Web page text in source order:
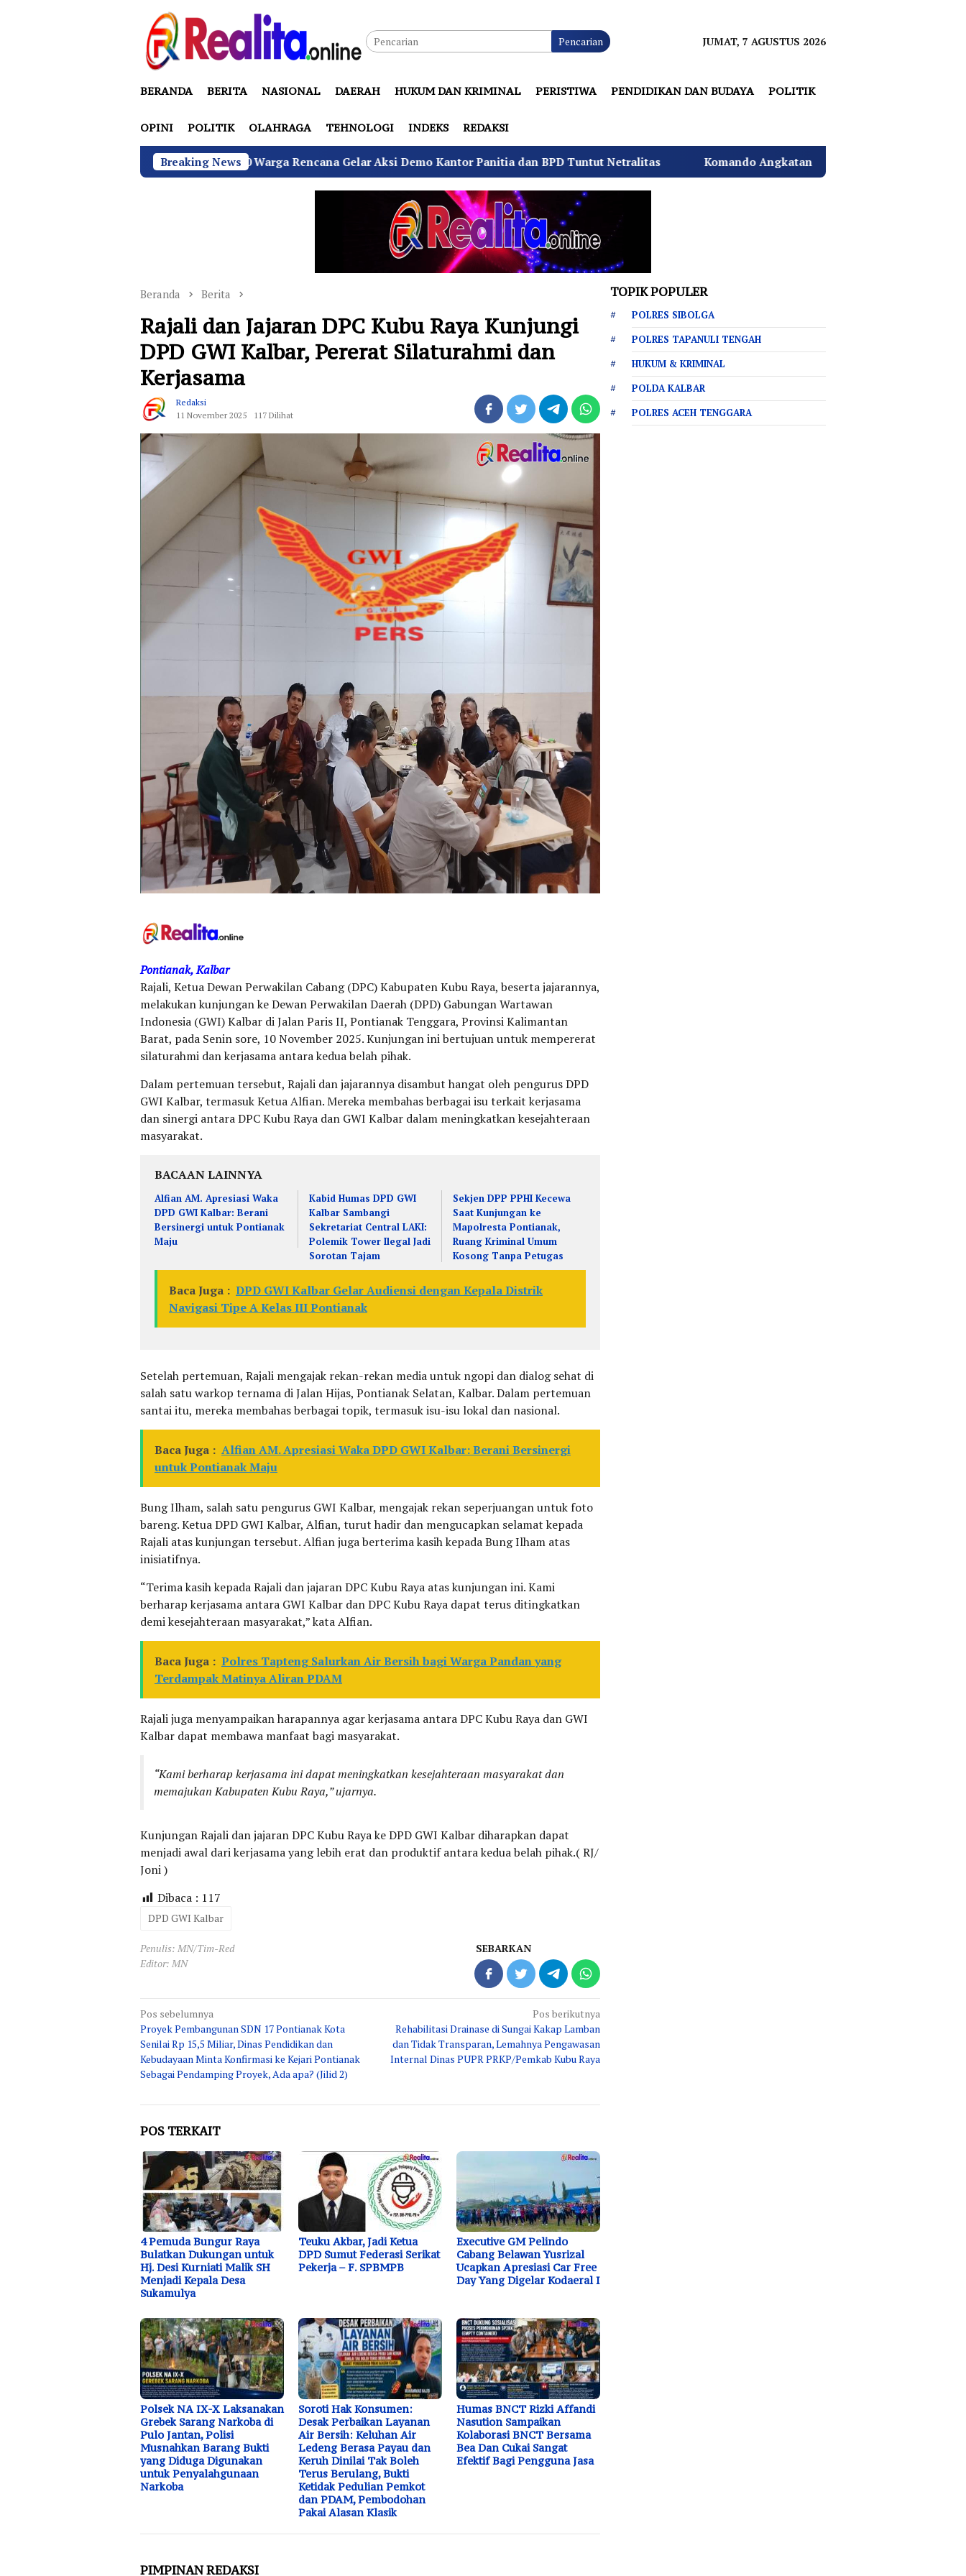
Pencarian JUMAT, 7 AGUSTUS 2026
BERANDA BERITA NASIONAL DAERAH HUKUM DAN KRIMINAL PERISTIWA PENDIDIKAN DAN BUDAYA POLITIK
OPINI POLITIK OLAHRAGA TEHNOLOGI INDEKS REDAKSI
Breaking News
Memanas, 2000 Warga Rencana Gelar Aksi Demo Kantor Panitia dan BPD Tuntut Netralitas Komando Angkatan Laut I Beri Warna Baru Ciptakan Lingkungan Asri
Beranda Berita
Rajali dan Jajaran DPC Kubu Raya Kunjungi
DPD GWI Kalbar, Pererat Silaturahmi dan
Kerjasama
Redaksi
11 November 2025
117 Dilihat
Pontianak, Kalbar
Rajali, Ketua Dewan Perwakilan Cabang (DPC) Kabupaten Kubu Raya, beserta jajarannya,
melakukan kunjungan ke Dewan Perwakilan Daerah (DPD) Gabungan Wartawan
Indonesia (GWI) Kalbar di Jalan Paris II, Pontianak Tenggara, Provinsi Kalimantan
Barat, pada Senin sore, 10 November 2025. Kunjungan ini bertujuan untuk mempererat
silaturahmi dan kerjasama antara kedua belah pihak.
Dalam pertemuan tersebut, Rajali dan jajarannya disambut hangat oleh pengurus DPD
GWI Kalbar, termasuk Ketua Alfian. Mereka membahas berbagai isu terkait kerjasama
dan sinergi antara DPC Kubu Raya dan GWI Kalbar dalam meningkatkan kesejahteraan
masyarakat.
BACAAN LAINNYA
Alfian AM. Apresiasi Waka
DPD GWI Kalbar: Berani
Bersinergi untuk Pontianak
Maju
Kabid Humas DPD GWI
Kalbar Sambangi
Sekretariat Central LAKI:
Polemik Tower Ilegal Jadi
Sorotan Tajam
Sekjen DPP PPHI Kecewa
Saat Kunjungan ke
Mapolresta Pontianak,
Ruang Kriminal Umum
Kosong Tanpa Petugas
Baca Juga : DPD GWI Kalbar Gelar Audiensi dengan Kepala Distrik
Navigasi Tipe A Kelas III Pontianak
Setelah pertemuan, Rajali mengajak rekan-rekan media untuk ngopi dan dialog sehat di
salah satu warkop ternama di Jalan Hijas, Pontianak Selatan, Kalbar. Dalam pertemuan
santai itu, mereka membahas berbagai topik, termasuk isu-isu lokal dan nasional.
Baca Juga : Alfian AM. Apresiasi Waka DPD GWI Kalbar: Berani Bersinergi
untuk Pontianak Maju
Bung Ilham, salah satu pengurus GWI Kalbar, mengajak rekan seperjuangan untuk foto
bareng. Ketua DPD GWI Kalbar, Alfian, turut hadir dan mengucapkan selamat kepada
Rajali atas kunjungan tersebut. Alfian juga berterima kasih kepada Bung Ilham atas
inisiatifnya.
“Terima kasih kepada Rajali dan jajaran DPC Kubu Raya atas kunjungan ini. Kami
berharap kerjasama antara GWI Kalbar dan DPC Kubu Raya dapat terus ditingkatkan
demi kesejahteraan masyarakat,” kata Alfian.
Baca Juga : Polres Tapteng Salurkan Air Bersih bagi Warga Pandan yang
Terdampak Matinya Aliran PDAM
Rajali juga menyampaikan harapannya agar kerjasama antara DPC Kubu Raya dan GWI
Kalbar dapat membawa manfaat bagi masyarakat.
“Kami berharap kerjasama ini dapat meningkatkan kesejahteraan masyarakat dan
memajukan Kabupaten Kubu Raya,” ujarnya.
Kunjungan Rajali dan jajaran DPC Kubu Raya ke DPD GWI Kalbar diharapkan dapat
menjadi awal dari kerjasama yang lebih erat dan produktif antara kedua belah pihak.( RJ/
Joni )
Dibaca : 117
DPD GWI Kalbar
Penulis: MN/Tim-Red
Editor: MN
SEBARKAN
Navigasi
pos
Pos sebelumnya
Proyek Pembangunan SDN 17 Pontianak Kota
Senilai Rp 15,5 Miliar, Dinas Pendidikan dan
Kebudayaan Minta Konfirmasi ke Kejari Pontianak
Sebagai Pendamping Proyek, Ada apa? (Jilid 2)
Pos berikutnya
Rehabilitasi Drainase di Sungai Kakap Lamban
dan Tidak Transparan, Lemahnya Pengawasan
Internal Dinas PUPR PRKP/Pemkab Kubu Raya
POS TERKAIT
4 Pemuda Bungur Raya
Bulatkan Dukungan untuk
Hj. Desi Kurniati Malik SH
Menjadi Kepala Desa
Sukamulya
Teuku Akbar, Jadi Ketua
DPD Sumut Federasi Serikat
Pekerja – F. SPBMPB
Executive GM Pelindo
Cabang Belawan Yusrizal
Ucapkan Apresiasi Car Free
Day Yang Digelar Kodaeral I
Polsek NA IX-X Laksanakan
Grebek Sarang Narkoba di
Pulo Jantan, Polisi
Musnahkan Barang Bukti
yang Diduga Digunakan
untuk Penyalahgunaan
Narkoba
Soroti Hak Konsumen:
Desak Perbaikan Layanan
Air Bersih: Keluhan Air
Ledeng Berasa Payau dan
Keruh Dinilai Tak Boleh
Terus Berulang, Bukti
Ketidak Pedulian Pemkot
dan PDAM, Pembodohan
Pakai Alasan Klasik
Humas BNCT Rizki Affandi
Nasution Sampaikan
Kolaborasi BNCT Bersama
Bea Dan Cukai Sangat
Efektif Bagi Pengguna Jasa
TOPIK POPULER
POLRES SIBOLGA
POLRES TAPANULI TENGAH
HUKUM & KRIMINAL
POLDA KALBAR
POLRES ACEH TENGGARA
PIMPINAN REDAKSI